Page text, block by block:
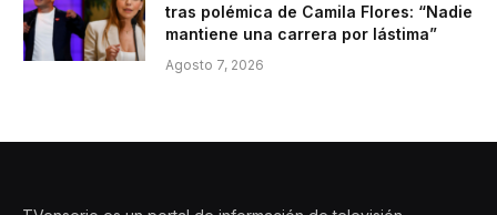
tras polémica de Camila Flores: “Nadie
mantiene una carrera por lástima”
Agosto 7, 2026